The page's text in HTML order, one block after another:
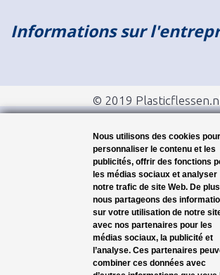
Informations sur
© 2019
Nous utilisons des cookies pour
personnaliser le contenu et les
publicités, offrir des fonctions
les médias sociaux et analyser
notre trafic de site Web. De
nous partageons des
sur votre utilisation de notre
avec nos partenaires pour les
médias sociaux, la publicité et
l’analyse. Ces partenaires
combiner ces données avec